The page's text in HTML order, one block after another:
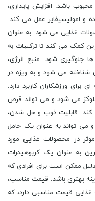
باشد. افزایش پایداری،
و امولیسیفایر عمل می کند.
غذایی می شود. به عنوان
کمک می کند تا ترکیبات به
جلوگیری شود. منبع انرژی،
شناخته می شود و به ویژه در
ورزشکاران کاربرد دارد.
می شود و می تواند قرص
کند. قابلیت ذوب و حل شدن،
می تواند به عنوان یک حامل
در محصولات غذایی مورد
به عنوان یک کربوهیدرات
ممکن است برای افرادی که
بهتری باشد. قیمت مناسب،
غذایی قیمت مناسبی دارد، که